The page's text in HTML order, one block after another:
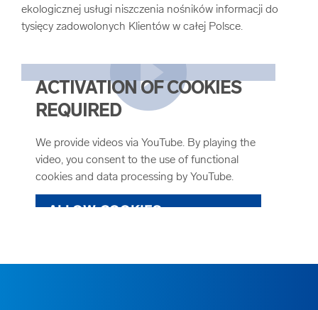
ekologicznej usługi niszczenia nośników informacji do
tysięcy zadowolonych Klientów w całej Polsce.
ACTIVATION OF COOKIES
REQUIRED
We provide videos via YouTube. By playing the
video, you consent to the use of functional
cookies and data processing by YouTube.
ALLOW COOKIES